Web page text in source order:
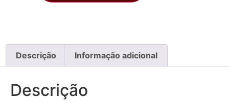
Descrição Informação adicional
Descrição